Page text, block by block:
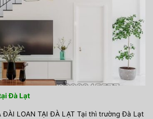
Đà Lạt
ĐÀI LOAN TẠI ĐÀ LẠT Tại thì trường Đà Lạt